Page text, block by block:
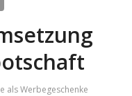
als Werbegeschenke